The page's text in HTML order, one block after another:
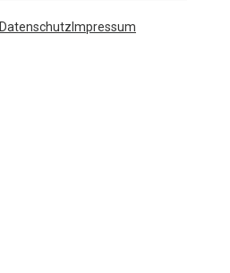
Datenschutz Impressum